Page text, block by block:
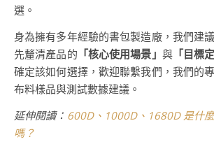
選。
身為擁有多年經驗的書包製造廠，我們建
先釐清產品的 「核心使用場景」 與「目標定
確定該如何選擇，歡迎聯繫我們，我們的
布料樣品與測試數據建議。
延伸閱讀： 600D、1000D、1680D 是什
嗎？